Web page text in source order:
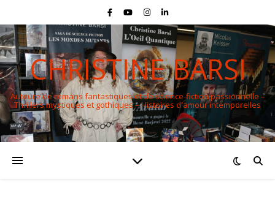
CHRISTINE BARSI
Auteure de romans fantastiques et de science-fiction passionnelle –
Thrillers mystiques et gothiques – Histoires d'amour intemporelles